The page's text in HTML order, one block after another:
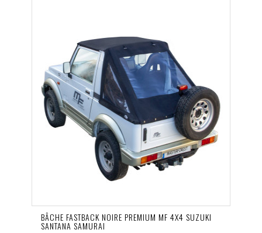
BÂCHE FASTBACK NOIRE PREMIUM MF 4X4 SUZUKI
SANTANA SAMURAI